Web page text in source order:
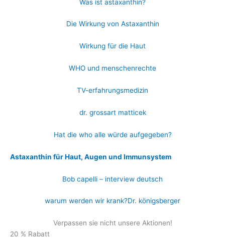
Was ist astaxanthin?
Die Wirkung von Astaxanthin
Wirkung für die Haut
WHO und menschenrechte
TV-erfahrungsmedizin
dr. grossart matticek
Hat die who alle würde aufgegeben?
Astaxanthin für Haut, Augen und Immunsystem
Bob capelli – interview deutsch
warum werden wir krank?Dr. königsberger
Verpassen sie nicht unsere Aktionen!
20 % Rabatt